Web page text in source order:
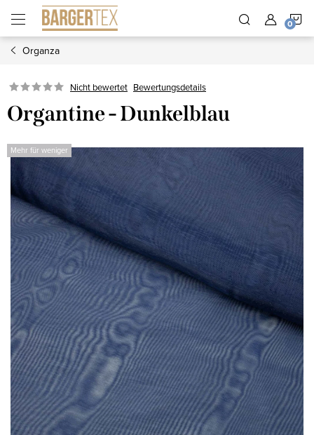
Inhalt
springen
Organza
Nicht bewertet Bewertungsdetails
Organtine - Dunkelblau
Mehr für weniger